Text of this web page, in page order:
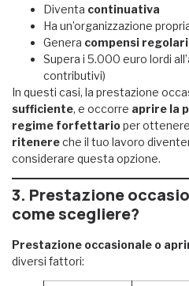
Diventa continuativa
Ha un’organizzazione
Genera compensi regolari
Supera i 5.000 euro lordi
contributivi)
In questi casi, la prestazione
sufficiente, e occorre aprire la
regime forfettarioper
ritenereche il tuo lavoro
considerare questa opzione.
3. Prestazione
come scegliere?
Prestazione occasionale o
diversi fattori: